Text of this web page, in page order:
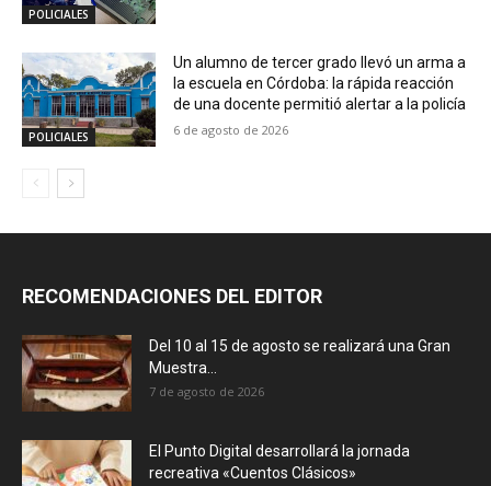
POLICIALES
POLICIALES
Un alumno de tercer grado llevó un arma a
la escuela en Córdoba: la rápida reacción
de una docente permitió alertar a la policía
6 de agosto de 2026
RECOMENDACIONES DEL EDITOR
Del 10 al 15 de agosto se realizará una Gran
Muestra...
7 de agosto de 2026
El Punto Digital desarrollará la jornada
recreativa «Cuentos Clásicos»